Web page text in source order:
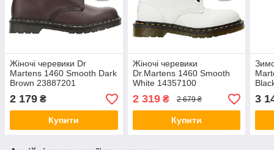
Жіночі черевики Dr
Martens 1460 Smooth Dark
Brown 23887201
2 179 ₴
Купити
Жіночі черевики
Dr.Martens 1460 Smooth
White 14357100
2 319₴ 2 679 ₴
Купити
3